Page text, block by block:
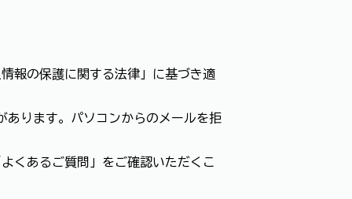
報の保護に関する法律」に基づき適
あります。パソコンからのメールを拒
くあるご質問」をご確認いただくこ